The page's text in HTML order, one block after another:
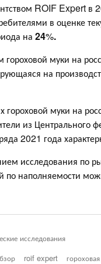
ROIF Expert
в оценке
на 24%.
муки на
на
муки на
из Центрального
2021 года
исследования по
по наполняемости
исследования
roif expert